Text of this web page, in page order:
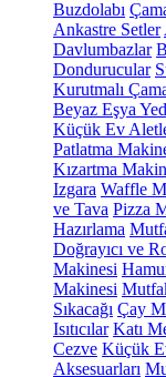
Buzdolabı
Ankastre Setler
Davlumbazlar
Dondurucular
Kurutmalı
Beyaz Eşya
Küçük Ev
Patlatma
Kızartma
Izgara Waffle
ve Tava Pizza
Hazırlama
Doğrayıcı ve
Makinesi
Makinesi
Sıkacağı Çay
Isıtıcılar Katı
Cezve Küçük
Aksesuarları